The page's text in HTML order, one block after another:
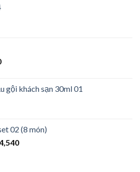
gội khách sạn 30ml 01
02 (8 món)